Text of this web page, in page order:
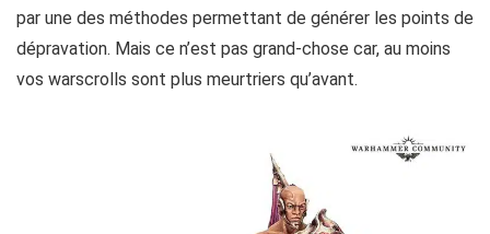
par une des méthodes permettant de générer les points de
dépravation. Mais ce n’est pas grand-chose car, au moins
vos warscrolls sont plus meurtriers qu’avant.